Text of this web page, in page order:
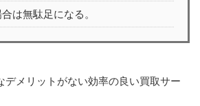
は無駄足になる。
デメリットがない効率の良い買取サー